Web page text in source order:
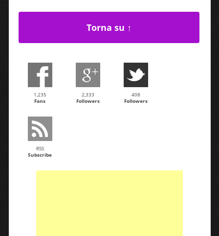
Torna su ↑
1,235
Fans
2,333
Followers
408
Followers
RSS
Subscribe